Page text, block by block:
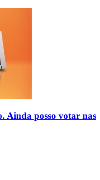
Ainda posso votar nas